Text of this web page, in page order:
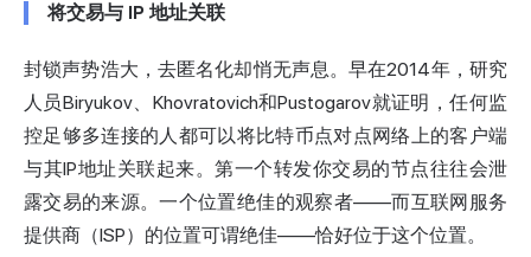
将交易与 IP 地址关联
封锁声势浩大，去匿名化却悄无声息。早在2014年，研究
人员Biryukov、Khovratovich和Pustogarov就证明，任何监
控足够多连接的人都可以将比特币点对点网络上的客户端
与其IP地址关联起来。第一个转发你交易的节点往往会泄
露交易的来源。一个位置绝佳的观察者——而互联网服务
提供商（ISP）的位置可谓绝佳——恰好位于这个位置。